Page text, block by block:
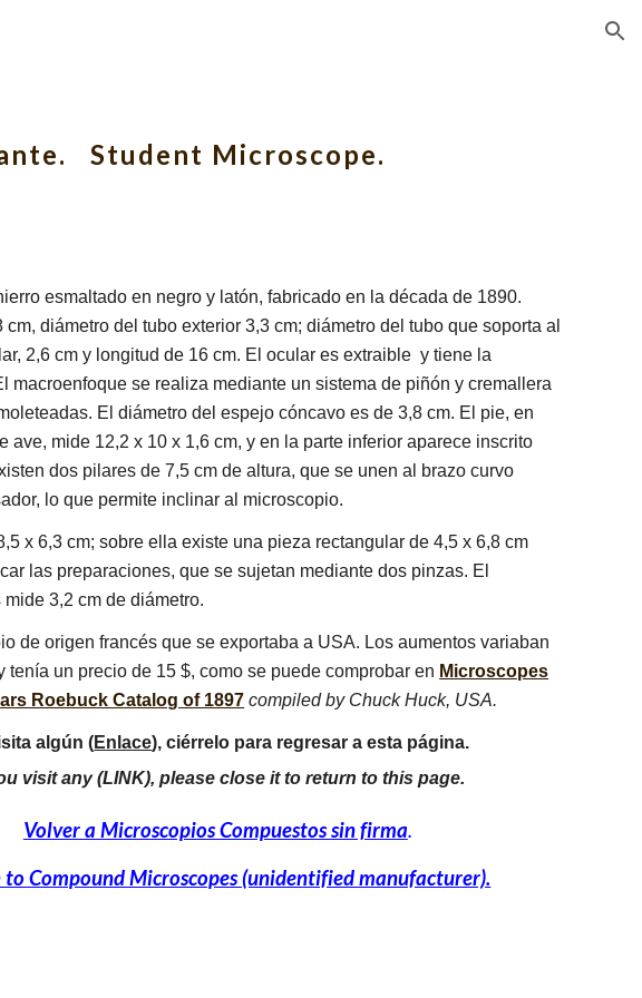
Student Microscope.
esmaltado en negro y latón, fabricado en la década de 1890.
diámetro del tubo exterior 3,3 cm; diámetro del tubo que soporta al
2,6 cm y longitud de 16 cm. El ocular es extraible y tiene la
macroenfoque se realiza mediante un sistema de piñón y cremallera
El diámetro del espejo cóncavo es de 3,8 cm. El pie, en
ave, mide 12,2 x 10 x 1,6 cm, y en la parte inferior aparece inscrito
dos pilares de 7,5 cm de altura, que se unen al brazo curvo
lo que permite inclinar al microscopio.
x 6,3 cm; sobre ella existe una pieza rectangular de 4,5 x 6,8 cm
las preparaciones, que se sujetan mediante dos pinzas. El
3,2 cm de diámetro.
de origen francés que se exportaba a USA. Los aumentos variaban
tenía un precio de 15 $, como se puede comprobar en Microscopes
Roebuck Catalog of 1897 compiled by Chuck Huck, USA.
algún (Enlace), ciérrelo para regresar a esta página.
visit any (LINK), please close it to return to this page.
Volver a Microscopios Compuestos sin firma.
to Compound Microscopes (unidentified manufacturer).